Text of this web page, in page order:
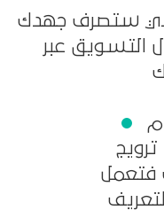
ستصرف جهدك
التسويق عبر
فتعمل